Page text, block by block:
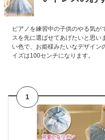
ピアノを練習中の子供のやる気が
スを先に選ばせてあげたいと思い
い色で、お姫様みたいなデザイン
イズは100センチになります。
1